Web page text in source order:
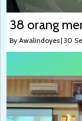
38 orang
By Awalindoyes| 30